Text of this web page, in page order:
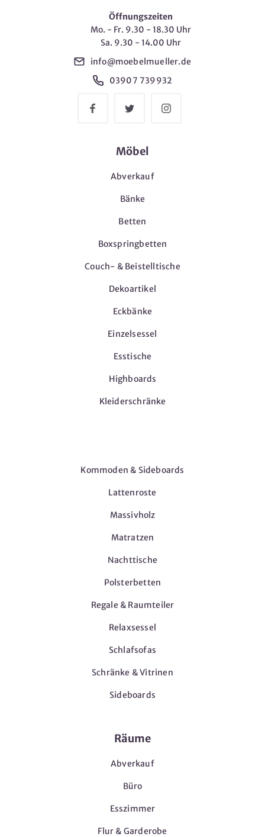
Öffnungszeiten
Mo. - Fr. 9.30 - 18.30 Uhr
Sa. 9.30 - 14.00 Uhr
info@moebelmueller.de
03907 739932
Möbel
Abverkauf
Bänke
Betten
Boxspringbetten
Couch- & Beistelltische
Dekoartikel
Eckbänke
Einzelsessel
Esstische
Highboards
Kleiderschränke
Kommoden & Sideboards
Lattenroste
Massivholz
Matratzen
Nachttische
Polsterbetten
Regale & Raumteiler
Relaxsessel
Schlafsofas
Schränke & Vitrinen
Sideboards
Räume
Abverkauf
Büro
Esszimmer
Flur & Garderobe